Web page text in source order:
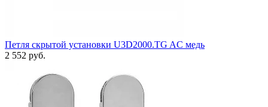
Петля скрытой установки U3D2000.TG AC медь
2 552 руб.